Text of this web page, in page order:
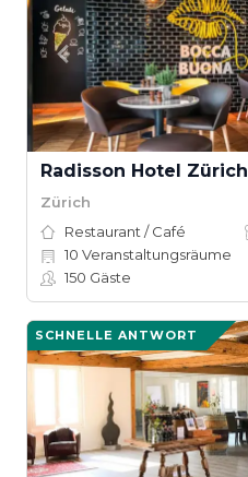
Radisson Hotel Zürich
Zürich
Restaurant / Café
10 Veranstaltungsräume
150 Gäste
SCHNELLE ANTWORT